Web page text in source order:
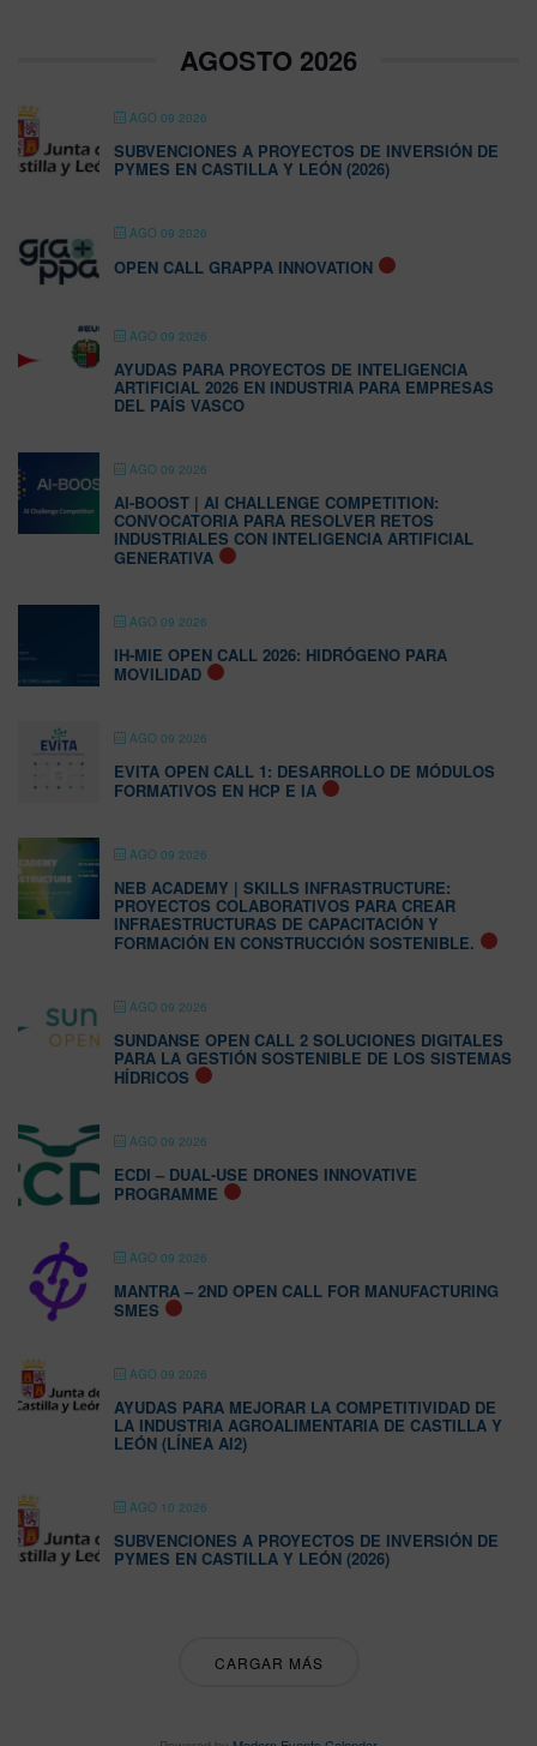
AGOSTO 2026
AGO 09 2026
SUBVENCIONES A PROYECTOS DE INVERSIÓN DE
PYMES EN CASTILLA Y LEÓN (2026)
AGO 09 2026
OPEN CALL GRAPPA INNOVATION
AGO 09 2026
AYUDAS PARA PROYECTOS DE INTELIGENCIA
ARTIFICIAL 2026 EN INDUSTRIA PARA EMPRESAS
DEL PAÍS VASCO
AGO 09 2026
AI-BOOST | AI CHALLENGE COMPETITION:
CONVOCATORIA PARA RESOLVER RETOS
INDUSTRIALES CON INTELIGENCIA ARTIFICIAL
GENERATIVA
AGO 09 2026
IH-MIE OPEN CALL 2026: HIDRÓGENO PARA
MOVILIDAD
AGO 09 2026
EVITA OPEN CALL 1: DESARROLLO DE MÓDULOS
FORMATIVOS EN HCP E IA
AGO 09 2026
NEB ACADEMY | SKILLS INFRASTRUCTURE:
PROYECTOS COLABORATIVOS PARA CREAR
INFRAESTRUCTURAS DE CAPACITACIÓN Y
FORMACIÓN EN CONSTRUCCIÓN SOSTENIBLE.
AGO 09 2026
SUNDANSE OPEN CALL 2 SOLUCIONES DIGITALES
PARA LA GESTIÓN SOSTENIBLE DE LOS SISTEMAS
HÍDRICOS
AGO 09 2026
ECDI – DUAL-USE DRONES INNOVATIVE
PROGRAMME
AGO 09 2026
MANTRA – 2ND OPEN CALL FOR MANUFACTURING
SMES
AGO 09 2026
AYUDAS PARA MEJORAR LA COMPETITIVIDAD DE
LA INDUSTRIA AGROALIMENTARIA DE CASTILLA Y
LEÓN (LÍNEA AI2)
AGO 10 2026
SUBVENCIONES A PROYECTOS DE INVERSIÓN DE
PYMES EN CASTILLA Y LEÓN (2026)
CARGAR MÁS